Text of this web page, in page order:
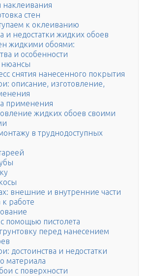
наклеивания
стен
к оклеиванию
и недостатки жидких обоев
жидкими обоями:
и особенности
нюансы
снятия нанесенного покрытия
описание, изготовление,
применения
жидких обоев своими
в труднодоступных
внешние и внутренние части
к работе
помощью пистолета
перед нанесением
достоинства и недостатки
материала
с поверхности